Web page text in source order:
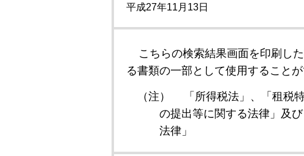
平成27年11月13日
こちらの検索結果画面を印刷し
る書類の一部として使用することが
（注）
「所得税法」、「租税
の提出等に関する法律」及
法律」